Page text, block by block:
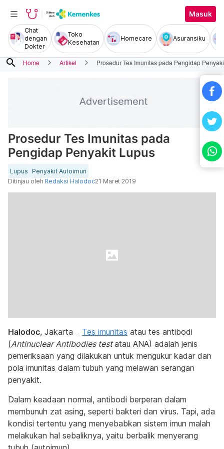
Masuk
Chat
dengan
Dokter
Toko
Kesehatan
Homecare Asuransiku
search Home Artikel Prosedur Tes Imunitas pada Pengidap
Prosedur Tes Imunitas pada
Pengidap Penyakit Lupus
Lupus
Penyakit Autoimun
Ditinjau oleh Redaksi Halodoc21 Maret 2019
Halodoc, Jakarta – Tes imunitas atau tes antibodi
(Antinuclear Antibodies testatau ANA) adalah jenis
pemeriksaan yang dilakukan untuk mengukur kadar dan
pola imunitas dalam tubuh yang melawan serangan
penyakit.
Dalam keadaan normal, antibodi berperan dalam
membunuh zat asing, seperti bakteri dan virus. Tapi, ada
kondisi tertentu yang menyebabkan sistem imun malah
melakukan hal sebaliknya, yaitu berbalik menyerang